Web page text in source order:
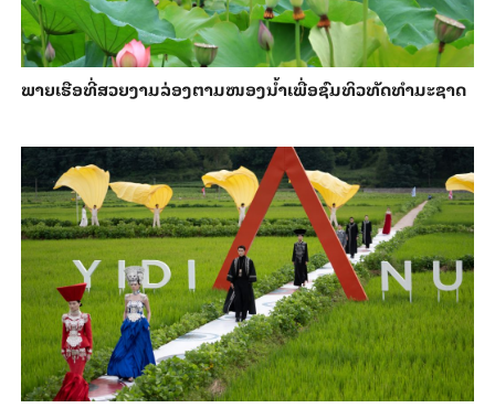
ພາຍ​ເຮືອທີ່​ສວຍ​ງາມ​ລ່ອງ​ຕາມ​​ໜອງນ້ຳ​​ເພື່ອ​ຊົມ​ທິວ​ທັດ​ທຳ​ມະ​ຊາດ